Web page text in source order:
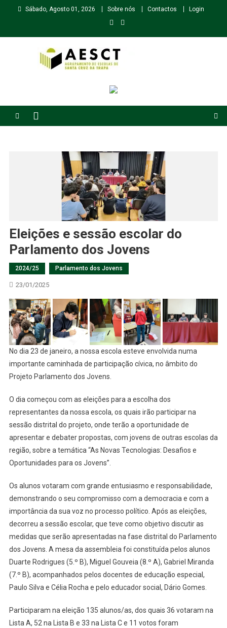
Sábado, Agosto 01, 2026 Sobre nós Contactos Login
Eleições e sessão escolar do
Parlamento dos Jovens
2024/25 Parlamento dos Jovens
23/01/2025
No dia 23 de janeiro, a nossa escola esteve envolvida numa
importante caminhada de participação cívica, no âmbito do
Projeto Parlamento dos Jovens.
O dia começou com as eleições para a escolha dos
representantes da nossa escola, os quais irão participar na
sessão distrital do projeto, onde terão a oportunidade de
apresentar e debater propostas, com jovens de outras escolas da
região, sobre a temática “As Novas Tecnologias: Desafios e
Oportunidades para os Jovens”.
Os alunos votaram com grande entusiasmo e responsabilidade,
demonstrando o seu compromisso com a democracia e com a
importância da sua voz no processo político. Após as eleições,
decorreu a sessão escolar, que teve como objetivo discutir as
medidas que serão apresentadas na fase distrital do Parlamento
dos Jovens. A mesa da assembleia foi constituída pelos alunos
Duarte Rodrigues (5.º B), Miguel Gouveia (8.º A), Gabriel Miranda
(7.º B), acompanhados pelos docentes de educação especial,
Paulo Silva e Célia Rocha e pelo educador social, Dário Gomes.
Participaram na eleição 135 alunos/as, dos quais 36 votaram na
Lista A, 52 na Lista B e 33 na Lista C e 11 votos foram